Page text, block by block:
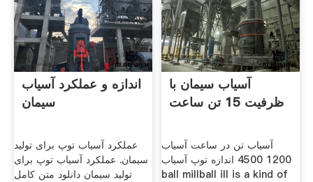
اندازه و عملکرد آسیاب
سیمان
عملکرد آسیاب توپ برای تولید
سیمان. عملکرد آسیاب توپ برای
تولید سیمان دانلود متن کامل
آسیاب سیمان با
ظرفیت 15 تن ساعت
آسیاب تن در ساعت آسیاب
1200 4500 اندازه توپ آسیاب
ball millball ill is a kind of